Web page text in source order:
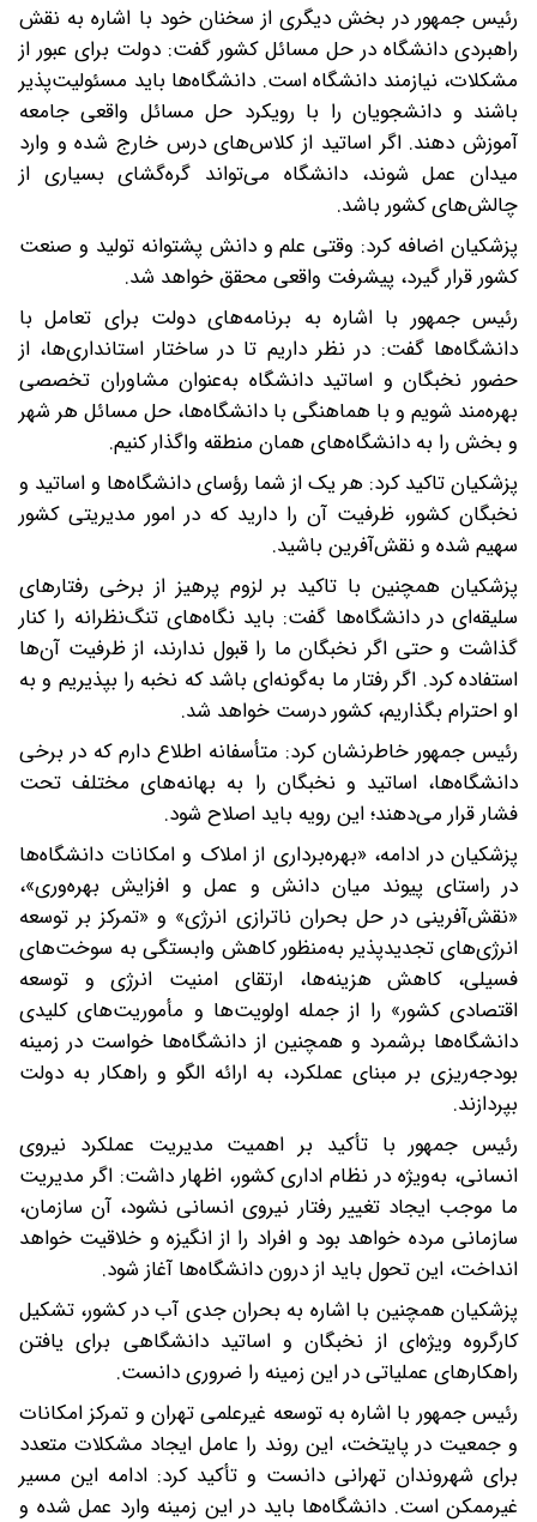
رئیس جمهور در بخش دیگری از سخنان خود با اشاره به نقش
راهبردی دانشگاه در حل مسائل کشور گفت: دولت برای عبور از
مشکلات، نیازمند دانشگاه است. دانشگاه‌ها باید مسئولیت‌پذیر
باشند و دانشجویان را با رویکرد حل مسائل واقعی جامعه
آموزش دهند. اگر اساتید از کلاس‌های درس خارج شده و وارد
میدان عمل شوند، دانشگاه می‌تواند گره‌گشای بسیاری از
چالش‌های کشور باشد.
پزشکیان اضافه کرد: وقتی علم و دانش پشتوانه تولید و صنعت
کشور قرار گیرد، پیشرفت واقعی محقق خواهد شد.
رئیس جمهور با اشاره به برنامه‌های دولت برای تعامل با
دانشگاه‌ها گفت: در نظر داریم تا در ساختار استانداری‌ها، از
حضور نخبگان و اساتید دانشگاه به‌عنوان مشاوران تخصصی
بهره‌مند شویم و با هماهنگی با دانشگاه‌ها، حل مسائل هر شهر
و بخش را به دانشگاه‌های همان منطقه واگذار کنیم.
پزشکیان تاکید کرد: هر یک از شما رؤسای دانشگاه‌ها و اساتید و
نخبگان کشور، ظرفیت آن را دارید که در امور مدیریتی کشور
سهیم شده و نقش‌آفرین باشید.
پزشکیان همچنین با تاکید بر لزوم پرهیز از برخی رفتارهای
سلیقه‌ای در دانشگاه‌ها گفت: باید نگاه‌های تنگ‌نظرانه را کنار
گذاشت و حتی اگر نخبگان ما را قبول ندارند، از ظرفیت آن‌ها
استفاده کرد. اگر رفتار ما به‌گونه‌ای باشد که نخبه را بپذیریم و به
او احترام بگذاریم، کشور درست خواهد شد.
رئیس جمهور خاطرنشان کرد: متأسفانه اطلاع دارم که در برخی
دانشگاه‌ها، اساتید و نخبگان را به بهانه‌های مختلف تحت
فشار قرار می‌دهند؛ این رویه باید اصلاح شود.
پزشکیان در ادامه، «بهره‌برداری از املاک و امکانات دانشگاه‌ها
در راستای پیوند میان دانش و عمل و افزایش بهره‌وری»،
«نقش‌آفرینی در حل بحران ناترازی انرژی» و «تمرکز بر توسعه
انرژی‌های تجدیدپذیر به‌منظور کاهش وابستگی به سوخت‌های
فسیلی، کاهش هزینه‌ها، ارتقای امنیت انرژی و توسعه
اقتصادی کشور» را از جمله اولویت‌ها و مأموریت‌های کلیدی
دانشگاه‌ها برشمرد و همچنین از دانشگاه‌ها خواست در زمینه
بودجه‌ریزی بر مبنای عملکرد، به ارائه الگو و راهکار به دولت
بپردازند.
رئیس جمهور با تأکید بر اهمیت مدیریت عملکرد نیروی
انسانی، به‌ویژه در نظام اداری کشور، اظهار داشت: اگر مدیریت
ما موجب ایجاد تغییر رفتار نیروی انسانی نشود، آن سازمان،
سازمانی مرده خواهد بود و افراد را از انگیزه و خلاقیت خواهد
انداخت، این تحول باید از درون دانشگاه‌ها آغاز شود.
پزشکیان همچنین با اشاره به بحران جدی آب در کشور، تشکیل
کارگروه ویژه‌ای از نخبگان و اساتید دانشگاهی برای یافتن
راهکارهای عملیاتی در این زمینه را ضروری دانست.
رئیس جمهور با اشاره به توسعه غیرعلمی تهران و تمرکز امکانات
و جمعیت در پایتخت، این روند را عامل ایجاد مشکلات متعدد
برای شهروندان تهرانی دانست و تأکید کرد: ادامه این مسیر
غیرممکن است. دانشگاه‌ها باید در این زمینه وارد عمل شده و